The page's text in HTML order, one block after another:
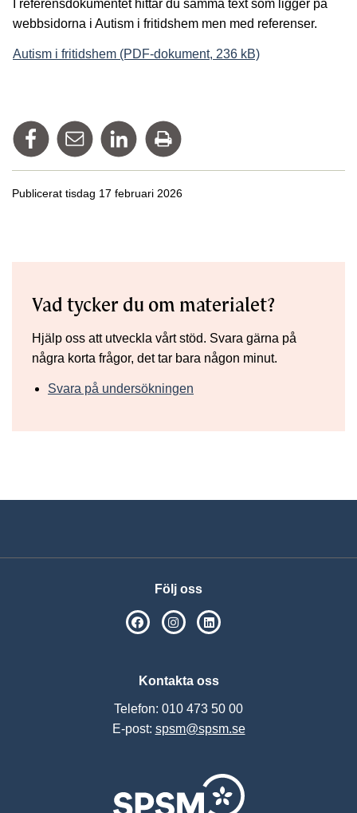
I referensdokumentet hittar du samma text som ligger på
webbsidorna i Autism i fritidshem men med referenser.
Autism i fritidshem (PDF-dokument, 236 kB)
Dela på Facebook
Tipsa via mailDela på Linkedin
Publicerat tisdag 17 februari 2026
Vad tycker du om materialet?
Hjälp oss att utveckla vårt stöd. Svara gärna på
några korta frågor, det tar bara någon minut.
Svara på undersökningen
Följ oss
SPSM på Facebook
SPSM på Instagram
Kontakta oss
Telefon: 010 473 50 00
E-post: spsm@spsm.se